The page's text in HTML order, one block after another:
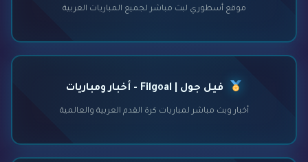
موقع أسطوري لبث مباشر لجميع المباريات العربية
فيل جول | Filgoal - أخبار ومباريات
أخبار وبث مباشر لمباريات كرة القدم العربية والعالمية